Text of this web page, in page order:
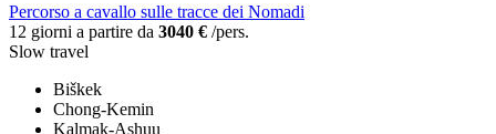
Percorso a cavallo sulle tracce dei Nomadi
12 giorni a partire da 3040 € /pers.
Slow travel
Biškek
Chong-Kemin
Kalmak-Ashuu